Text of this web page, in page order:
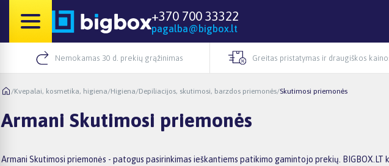
+370 700 33322
pagalba@bigbox.lt
Nemokamas 30 d. prekių grąžinimas Greitas pristatymas ir draugiškos
/Kvepalai, kosmetika, higiena/Higiena/Depiliacijos, skutimosi, barzdos priemonės/Skutimosi priemonės
Armani Skutimosi priemonės
Armani Skutimosi priemonės - patogus pasirinkimas ieškantiems patikimo gamintojo prekių.